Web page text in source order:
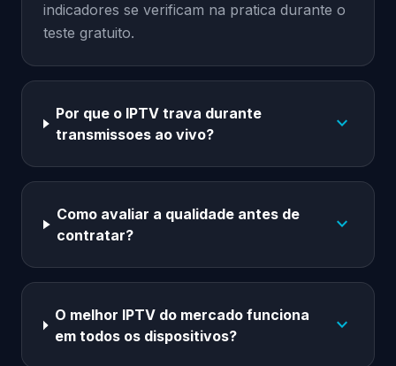
indicadores se verificam na pratica durante o
teste gratuito.
Por que o IPTV trava durante
transmissoes ao vivo?
expand_more
Como avaliar a qualidade antes de
contratar?
expand_more
O melhor IPTV do mercado funciona
em todos os dispositivos?
expand_more